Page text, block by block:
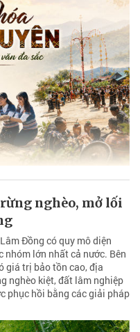
nghèo, mở lối
Đồng có quy mô diện
lớn nhất cả nước. Bên
giá trị bảo tồn cao, địa
nghèo kiệt, đất lâm nghiệp
phục hồi bằng các giải pháp